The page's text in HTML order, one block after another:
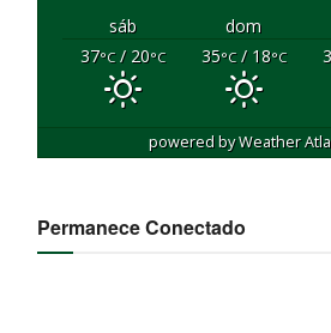
sáb dom
37°C/ 20°C 35°C/ 18°C
powered byWeather
Permanece Conectado